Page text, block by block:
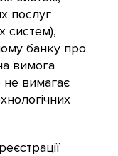
послуг
систем),
банку про
вимога
не вимагає